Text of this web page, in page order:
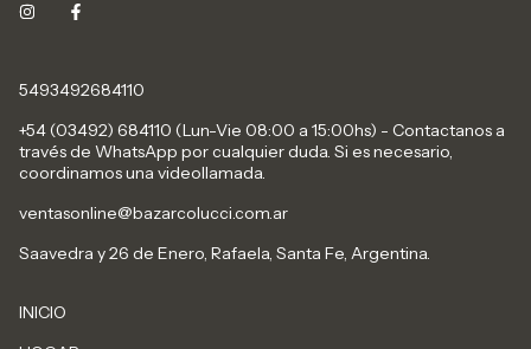
5493492684110
+54 (03492) 684110 (Lun-Vie 08:00 a 15:00hs) - Contactanos a
través de WhatsApp por cualquier duda. Si es necesario,
coordinamos una videollamada.
ventasonline@bazarcolucci.com.ar
Saavedra y 26 de Enero, Rafaela, Santa Fe, Argentina.
INICIO